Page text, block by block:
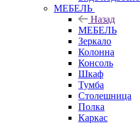
МЕБЕЛЬ
Назад
МЕБЕЛЬ
Зеркало
Колонна
Консоль
Шкаф
Тумба
Столешница
Полка
Каркас